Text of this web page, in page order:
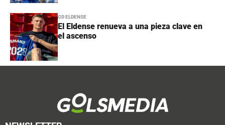
CD ELDENSE
El Eldense renueva a una pieza clave en
el ascenso